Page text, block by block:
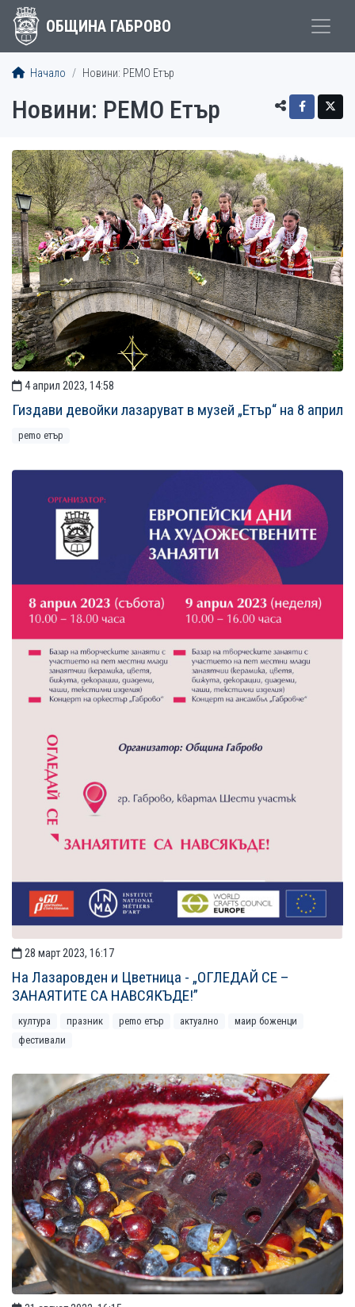
ОБЩИНА ГАБРОВО
Начало Новини: РEMO Етър
Новини: РEMO Етър
СТАТИИ
4 април 2023, 14:58
Гиздави девойки лазаруват в музей „Етър“ на 8 април
рemo етър
28 март 2023, 16:17
На Лазаровден и Цветница - „ОГЛЕДАЙ СЕ –
ЗАНАЯТИТЕ СА НАВСЯКЪДЕ!”
култура празник рemo етър актуално
маир боженци
фестивали